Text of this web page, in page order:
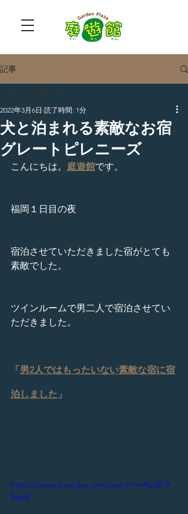
記事
全ての記事
ブログ
NEWS
犬と泊まれる素敵なお宿
グレートピレニーズ
2022年3月6日 読了時間: 1分
こんにちは。 庭遊館です。
福岡１日目の夜
宿泊させていただきました宿がとても
素敵でした。
ツインルームで男二人で宿泊させてい
ただきました。
「男2人ではもったいない素敵な宿に宿
泊しました 」
https://www.youtube.com/watch?v=Nz3E-9-
SopE